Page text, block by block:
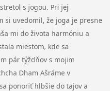
s jogou. Pri jej
si uvedomil, že joga je presne
mi do života harmóniu a
miestom, kde sa
pár týždňov s mojim
Dham Ašráme v
ponoriť hlbšie do tajov a